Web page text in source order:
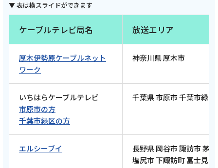
記事を読む
2026年6月8日
【ケーブルテレビ・トコチャン】亮と優の静
岡をゆる～く走りませんか？：2026年 静岡市
編 静鉄電車 各駅ラン 〜走って巡る街と風
景〜【後編 6月7日 9:00~ 放送開始】
ケーブルテレビ局名 放送エリア
厚木伊勢原ケーブルネット
ワーク
神奈川県 厚木市
いちはらケーブルテレビ
市原市の方
千葉市緑区の方
千葉県 市原市 千葉市緑区
エルシーブイ
長野県 岡谷市 諏訪市 茅
塩尻市 下諏訪町 富士見町